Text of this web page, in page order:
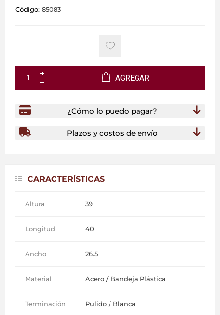
Código: 85083
AGREGAR
¿Cómo lo puedo pagar?
Plazos y costos de envío
CARACTERÍSTICAS
Altura 39
Longitud 40
Ancho 26.5
Material Acero / Bandeja Plástica
Terminación Pulido / Blanca